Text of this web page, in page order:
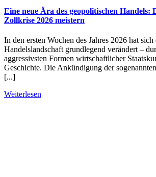
Eine neue Ära des geopolitischen Handels:
Zollkrise 2026 meistern
In den ersten Wochen des Jahres 2026 hat
Handelslandschaft grundlegend verändert –
aggressivsten Formen wirtschaftlicher
Geschichte. Die Ankündigung der
[...]
Weiterlesen